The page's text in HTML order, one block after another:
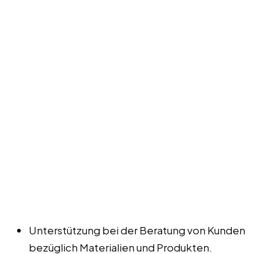
Unterstützung bei der Beratung von Kunden
bezüglich Materialien und Produkten.